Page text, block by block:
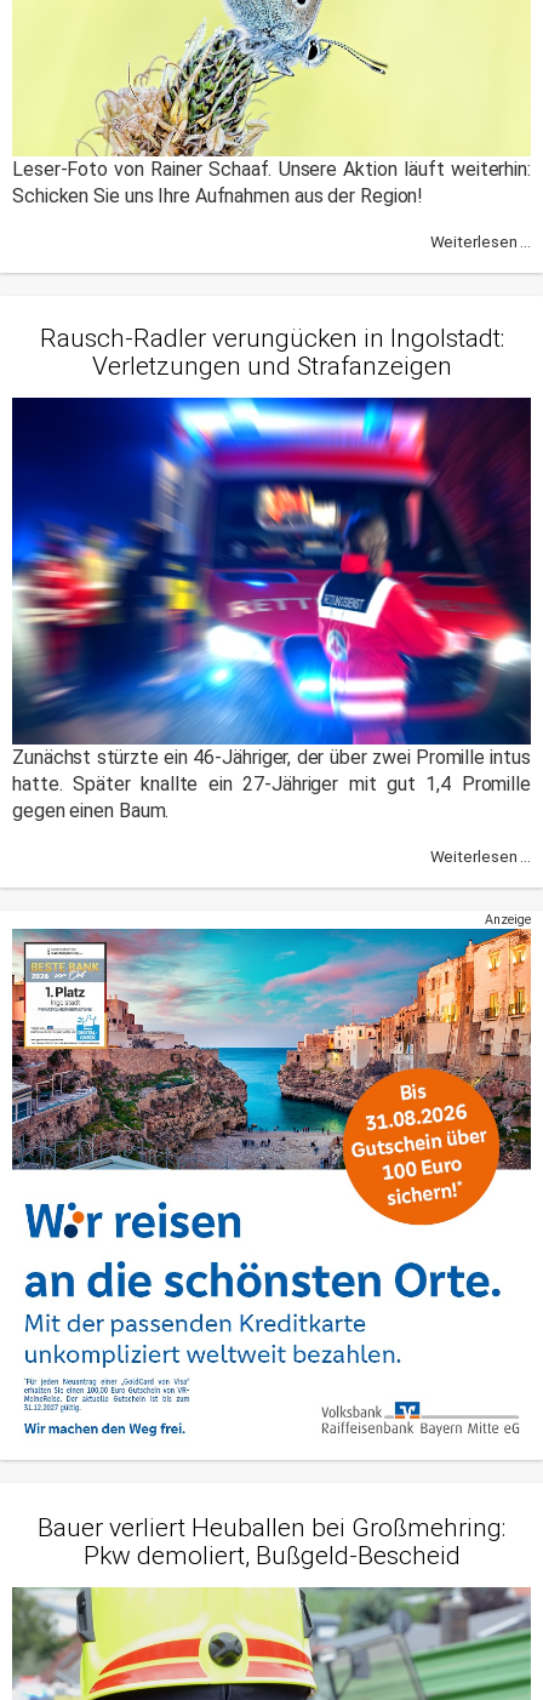
Leser-Foto von Rainer Schaaf. Unsere Aktion läuft weiterhin:
Schicken Sie uns Ihre Aufnahmen aus der Region!
Weiterlesen ...
Rausch-Radler verungücken in Ingolstadt:
Verletzungen und Strafanzeigen
Zunächst stürzte ein 46-Jähriger, der über zwei Promille intus
hatte. Später knallte ein 27-Jähriger mit gut 1,4 Promille
gegen einen Baum.
Weiterlesen ...
Anzeige
Bauer verliert Heuballen bei Großmehring:
Pkw demoliert, Bußgeld-Bescheid